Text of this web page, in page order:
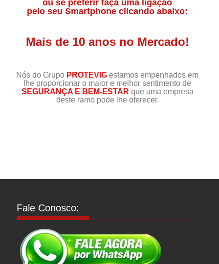
ou se preferir faça uma ligação
pelo seu Smartphone clicando abaixo:
Mais de 10 anos no Mercado!
Nós do Grupo PROTEVIG estamos empenhados em
lhe proporcionar o maior e melhor sentimento de
SEGURANÇA E BEM-ESTAR que uma empresa
deste ramo pode lhe oferecer.
Fale Conosco: